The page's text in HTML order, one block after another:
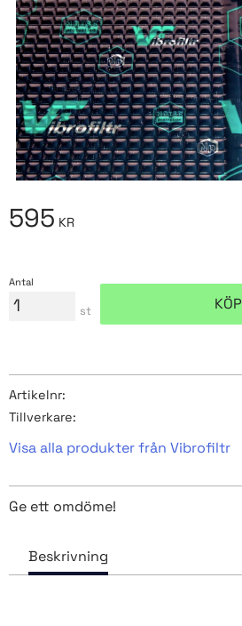
595 KR
Antal
st KÖP
Artikelnr
Tillverkare
Visa alla produkter från Vibrofiltr
Ge ett omdöme!